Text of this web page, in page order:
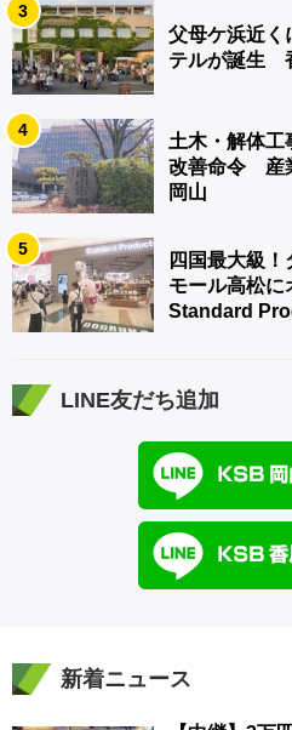
3
父母ケ浜近く
テルが誕生
4
土木・解体工
改善命令 産
岡山
5
四国最大級
モール高松
Standard
LINE友だち追加
新着ニュース